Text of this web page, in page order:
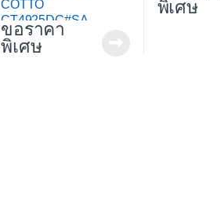
COTTO
CT4925DC#SA
ขอราคา
พิเศษ
พิเศษ